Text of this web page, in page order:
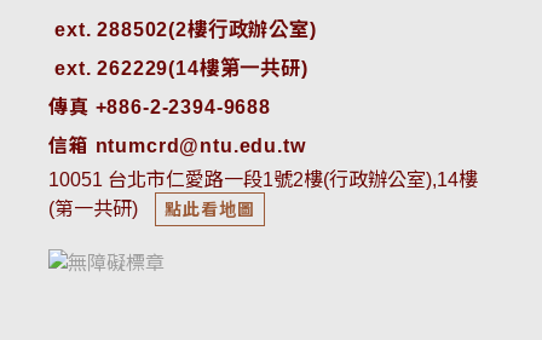
ext. 288502(2樓行政辦公室)
ext. 262229(14樓第一共研)
傳真 +886-2-2394-9688
信箱 ntumcrd@ntu.edu.tw
10051 台北市仁愛路一段1號2樓(行政辦公室),14樓
(第一共研)
點此看地圖